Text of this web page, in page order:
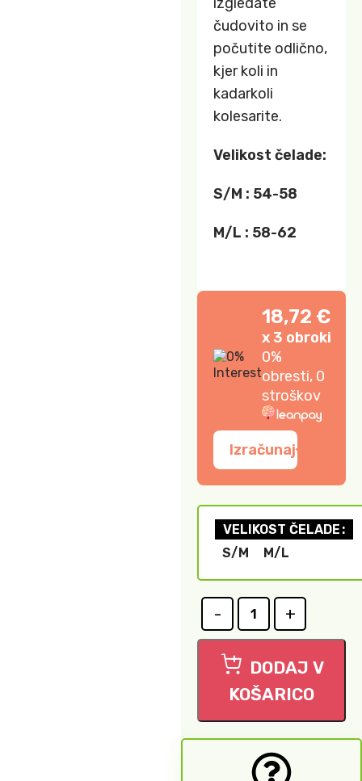
čudovito in se
počutite odlično,
kjer koli in
kadarkoli
kolesarite.
Velikost čelade:
S/M : 54-58
M/L : 58-62
18,72 €
x 3 obroki
0%
obresti, 0
stroškov
Izračunaj
VELIKOST ČELADE
S/M
M/L
DODAJ V
KOŠARICO